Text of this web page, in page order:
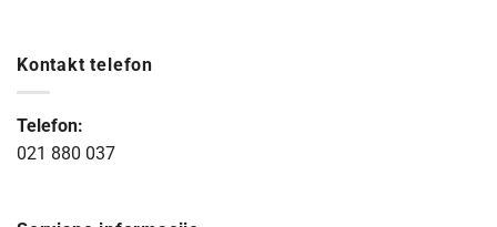
Kontakt telefon
Telefon:
021 880 037